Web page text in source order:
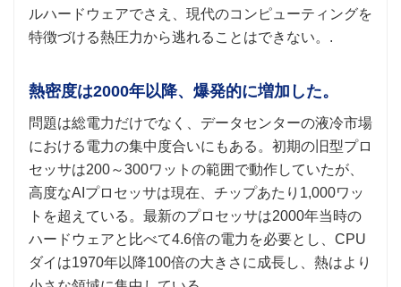
ルハードウェアでさえ、現代のコンピューティングを
特徴づける熱圧力から逃れることはできない。.
熱密度は2000年以降、爆発的に増加した。
問題は総電力だけでなく、データセンターの液冷市場
における電力の集中度合いにもある。初期の旧型プロ
セッサは200～300ワットの範囲で動作していたが、
高度なAIプロセッサは現在、チップあたり1,000ワッ
トを超えている。最新のプロセッサは2000年当時の
ハードウェアと比べて4.6倍の電力を必要とし、CPU
ダイは1970年以降100倍の大きさに成長し、熱はより